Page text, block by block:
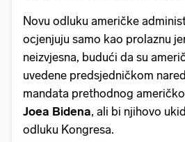
Novu odluku američke
ocjenjuju samo kao prolaznu
neizvjesna, budući da su
uvedene predsjedničkom
mandata prethodnog
Joea Bidena, ali bi njihovo
odluku Kongresa.